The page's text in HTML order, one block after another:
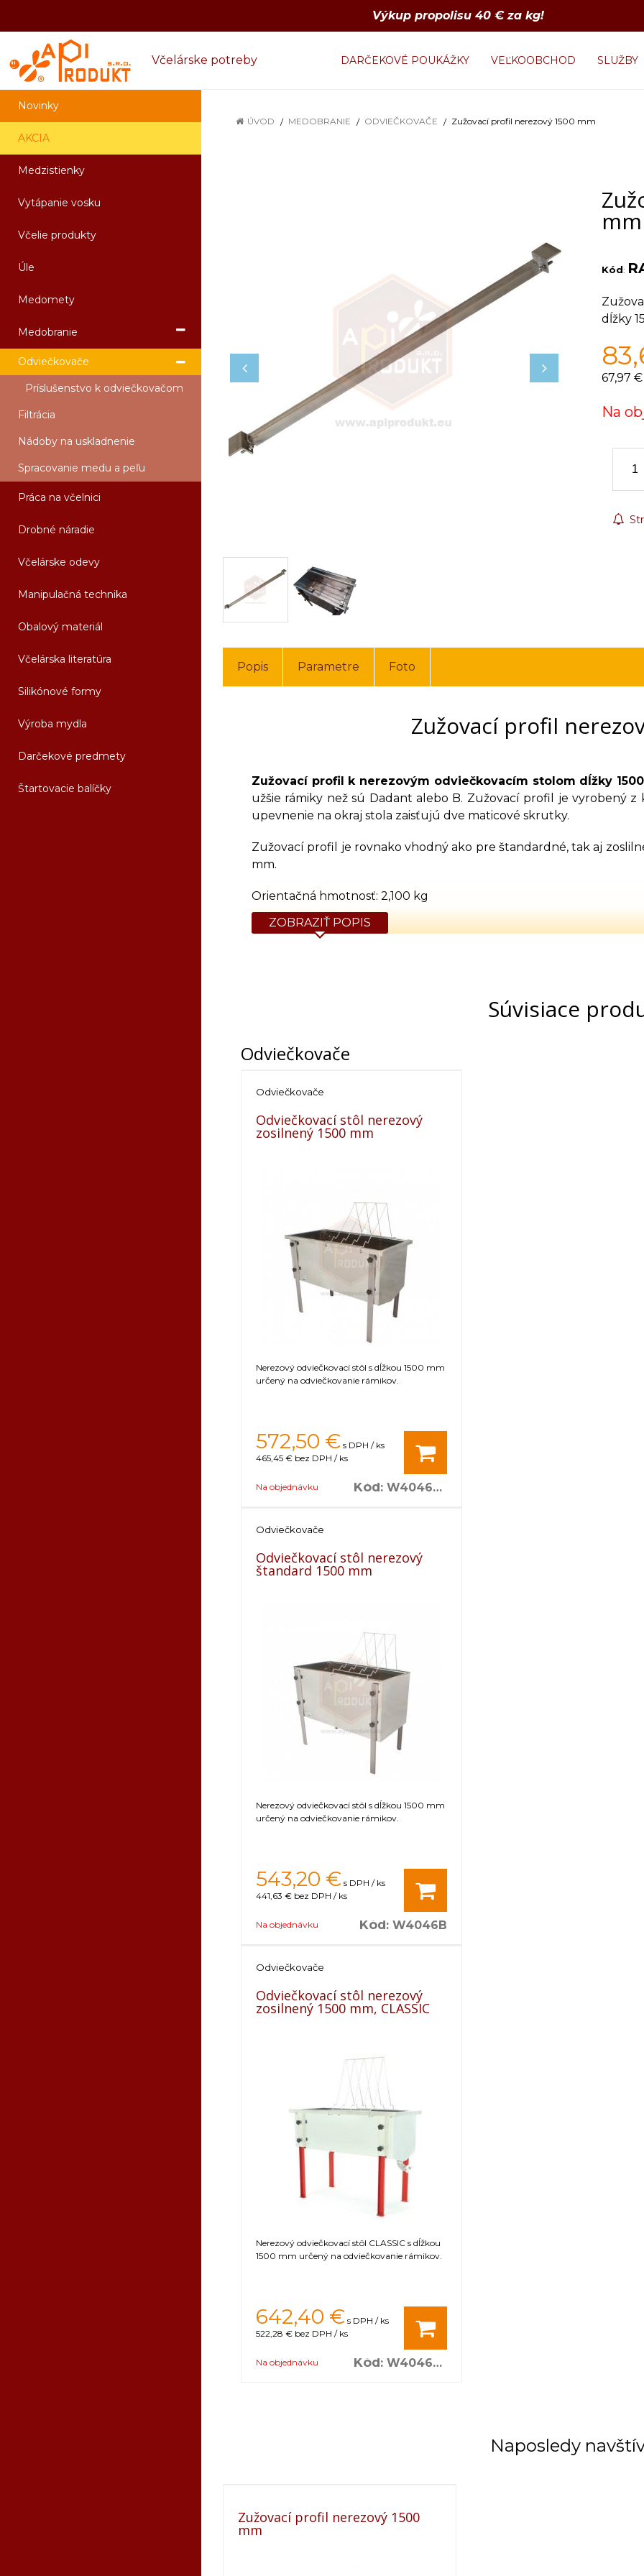
Výkup propolisu 40 € za kg!
Včelárske potreby DARČEKOVÉ POUKÁŽKY VEĽKOOBCHOD SLUŽBY
Novinky
AKCIA
Medzistienky
Vytápanie vosku
Včelie produkty
Úle
Medomety
Medobranie
Odviečkovače
Príslušenstvo k odviečkovačom
Filtrácia
Nádoby na uskladnenie
Spracovanie medu a peľu
Práca na včelnici
Drobné náradie
Včelárske odevy
Manipulačná technika
Obalový materiál
Včelárska literatúra
Silikónové formy
Výroba mydla
Darčekové predmety
Štartovacie balíčky
ÚVOD MEDOBRANIE ODVIEČKOVAČE Zužovací profil nerezový 1500 mm
mm
Kód:
dĺžky
67,97 €
Na
Popis Parametre Foto
Zužovací profil
Zužovací profil k nerezovým odviečkovacím stolom dĺžky
užšie rámiky než sú Dadant alebo B. Zužovací profil je vyrobený
upevnenie na okraj stola zaisťujú dve maticové skrutky.
Zužovací profil je rovnako vhodný ako pre štandardné, tak aj
mm.
Orientačná hmotnosť: 2,100 kg
ZOBRAZIŤ POPIS
Súvisiace
Odviečkovače
Odviečkovače
Odviečkovací stôl nerezový
zosilnený 1500 mm
Nerezový odviečkovací stôl s dĺžkou 1500 mm
určený na odviečkovanie rámikov.
572,50 € s DPH / ks
465,45 € bez DPH / ks
Na objednávku Kód: W40460B
Odviečkovače
Odviečkovací stôl nerezový
štandard 1500 mm
Nerezový odviečkovací stôl s dĺžkou 1500 mm
určený na odviečkovanie rámikov.
543,20 € s DPH / ks
441,63 € bez DPH / ks
Na objednávku Kód: W4046B
Odviečkovače
Odviečkovací stôl nerezový
zosilnený 1500 mm, CLASSIC
Nerezový odviečkovací stôl CLASSIC s dĺžkou
1500 mm určený na odviečkovanie rámikov.
642,40 € s DPH / ks
522,28 € bez DPH / ks
Na objednávku Kód: W40460B_CL
Naposledy
Zužovací profil nerezový 1500
mm